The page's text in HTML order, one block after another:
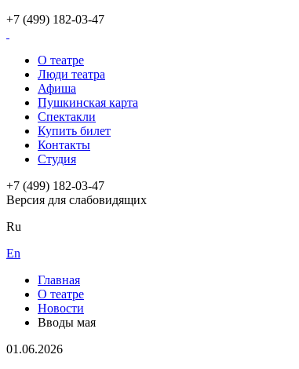
+7 (499) 182-03-47
О театре
Люди театра
Афиша
Пушкинская карта
Спектакли
Купить билет
Контакты
Студия
+7 (499) 182-03-47
Версия для слабовидящих
Ru
En
Главная
О театре
Новости
Вводы мая
01.06.2026